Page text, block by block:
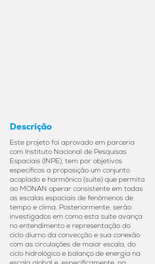
Descrição
Este projeto foi aprovado em parceria
com Instituto Nacional de Pesquisas
Espaciais (INPE), tem por objetivos
específicos a proposição um conjunto
acoplado e harmônico (suíte) que permita
ao MONAN operar consistente em todas
as escalas espaciais de fenômenos de
tempo e clima. Posteriormente, serão
investigados em como esta suíte avança
no entendimento e representação do
ciclo diurno da convecção e sua conexão
com as circulações de maior escala, do
ciclo hidrológico e balanço de energia na